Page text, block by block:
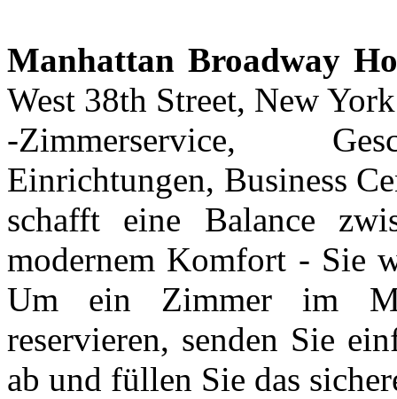
Manhattan Broadway
West 38th Street, New
-Zimmerservice,
Einrichtungen, Business
schafft eine Balance
modernem Komfort - Sie
Um ein Zimmer im
reservieren, senden Sie
ab und füllen Sie das